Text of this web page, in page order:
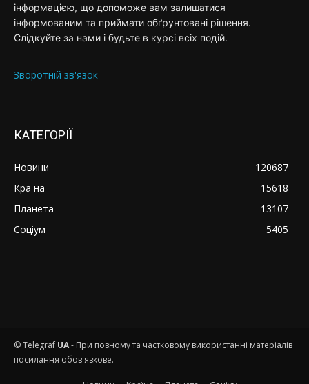
інформацією, що допоможе вам залишатися
інформованим та приймати обґрунтовані рішення.
Слідкуйте за нами і будьте в курсі всіх подій.
Зворотній зв'язок
КАТЕГОРІЇ
Новини
120687
Країна
15618
Планета
13107
Соціум
5405
© Telegraf UA- При повному та частковому використанні матеріалів
посилання обов'язкове.